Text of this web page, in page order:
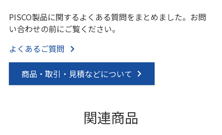
PISCO製品に関するよくある質問をまとめました。お問
い合わせの前にご覧ください。
よくあるご質問
商品・取引・見積などについて
関連商品